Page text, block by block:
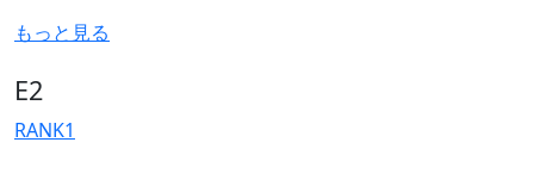
もっと見る
E2
RANK1